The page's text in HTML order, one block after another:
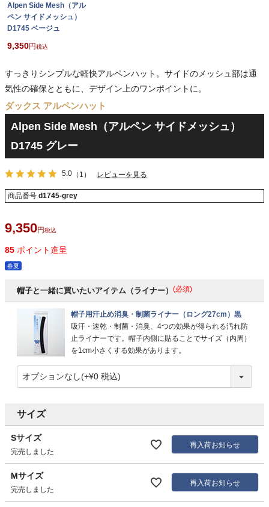
Alpen Side Mesh（アル
ペン サイドメッシュ）
D1745 ベージュ
9,350 税込
すっきりシンプルな軽快アルペンハット。サイドのメッシュ部は通
気性の確保とともに、デザイン上のワンポイントに。
ダックス アルペンハット
Alpen Side Mesh（アルペン サイドメッシュ）
D1745 グレー
5.0 （1） レビューを見る
商品番号 d1745-grey
9,350 税込
85 ポイント進呈
春夏
帽子と一緒に買いたいアイテム（ライナー） (必須)
帽子用汗止め消臭・制菌ライナー（ロング27cm）黒
吸汗・速乾・制菌・消臭、4つの効果が得られる汚れ防
止ライナーです。帽子内側に貼ることでサイズ（内周）
を1cm小さくする効果があります。
サイズ
Sサイズ
完売しました
再入荷お知らせ
Mサイズ
完売しました
再入荷お知らせ